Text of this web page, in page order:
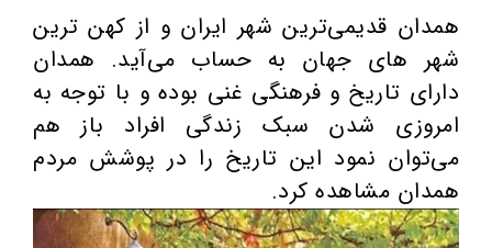
همدان قدیمی‌ترین شهر ایران و از کهن ترین
شهر های جهان به حساب می‌آید. همدان
دارای تاریخ و فرهنگی غنی بوده و با توجه به
امروزی شدن سبک زندگی افراد باز هم
می‌توان نمود این تاریخ را ‌در پوشش مردم
همدان مشاهده کرد.